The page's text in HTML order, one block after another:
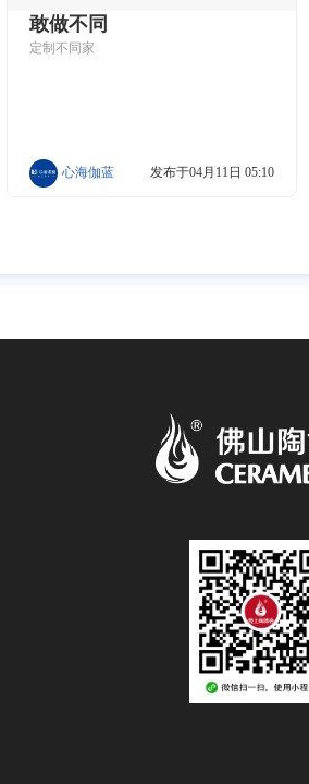
敢做不同
定制不同家
心海伽蓝 发布于04月11日 05:10